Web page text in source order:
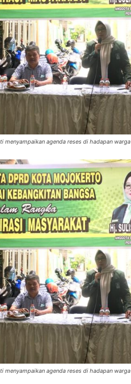
menyampaikan agenda reses di hadapan warga
menyampaikan agenda reses di hadapan warga